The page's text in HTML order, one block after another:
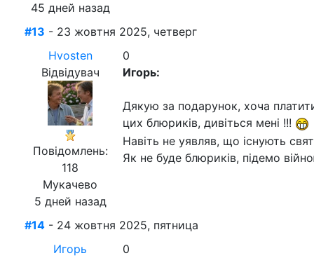
45 дней назад
#13 - 23 жовтня 2025, четверг
Hvosten
Відвідувач
Повідомлень:
118
Мукачево
5 дней назад
0
Игорь:
Дякую за подарунок, хоча
цих блюриків, дивіться мені !!!
Навіть не уявляв, що існують
Як не буде блюриків, підемо
#14 - 24 жовтня 2025, пятница
Игорь
0